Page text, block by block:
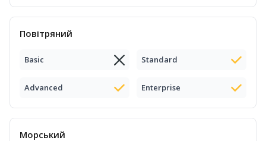
Повітряний
Basic Standard
Advanced Enterprise
Морський